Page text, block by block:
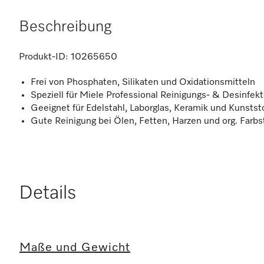
Beschreibung
Produkt-ID: 10265650
Frei von Phosphaten, Silikaten und Oxidationsmitteln
Speziell für Miele Professional Reinigungs- &
Geeignet für Edelstahl, Laborglas, Keramik und
Gute Reinigung bei Ölen, Fetten, Harzen und org.
Details
Maße und Gewicht